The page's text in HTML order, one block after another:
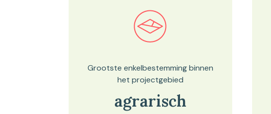
Bekijk in onze kaartviewer
Grootste enkelbestemming binnen
het projectgebied
agrarisch